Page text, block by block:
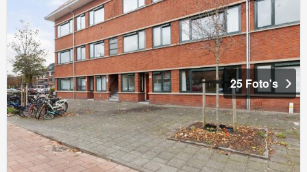
25 Foto's